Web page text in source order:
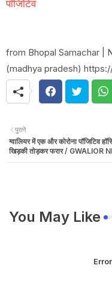
पॉजिटिव
from Bhopal Samachar |
(madhya pradesh)
पुराने
ग्वालियर में एक और कोरोना पॉजिटिव
खिड़की तोड़कर फरार / GWALIOR
You May Like